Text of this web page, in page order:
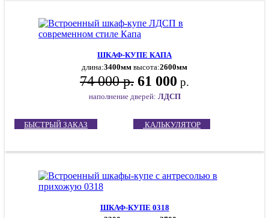
ШКАФ-КУПЕ КАПА
длина:3400мм высота:2600мм
74 000 р. 61 000 р.
наполнение дверей: ЛДСП
БЫСТРЫЙ ЗАКАЗ КАЛЬКУЛЯТОР
ШКАФ-КУПЕ 0318